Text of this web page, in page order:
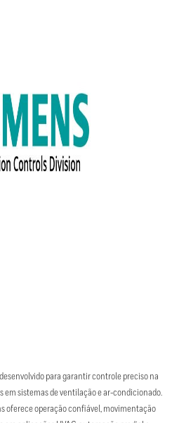
para garantir controle preciso na
em sistemas de ventilação e ar-condicionado.
oferece operação confiável, movimentação